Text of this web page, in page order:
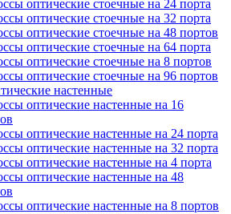
оптические стоечные на 24 порта
оптические стоечные на 32 порта
оптические стоечные на 48 портов
оптические стоечные на 64 порта
оптические стоечные на 8 портов
оптические стоечные на 96 портов
настенные
оптические настенные на 16
оптические настенные на 24 порта
оптические настенные на 32 порта
оптические настенные на 4 порта
оптические настенные на 48
оптические настенные на 8 портов